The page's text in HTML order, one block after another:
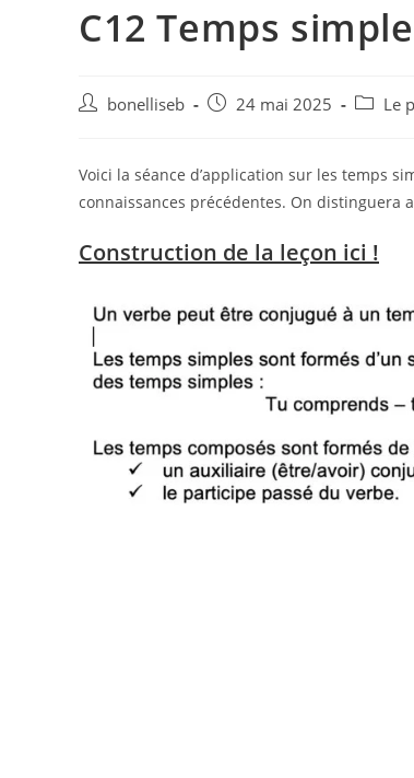
C12 Temps
bonelliseb 24 mai 2025 Le
Voici la séance d’application sur les temps
connaissances précédentes. On distinguera
Construction de la leçon ici !